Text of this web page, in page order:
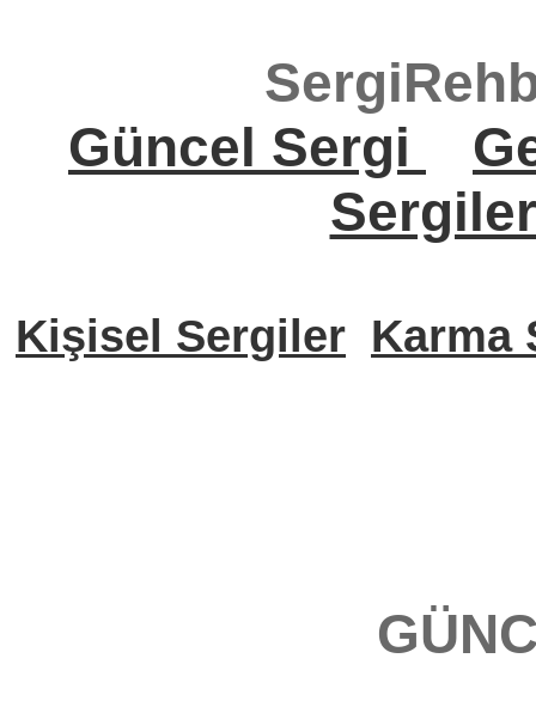
Güncel Sergi
Kişisel Sergiler Karma